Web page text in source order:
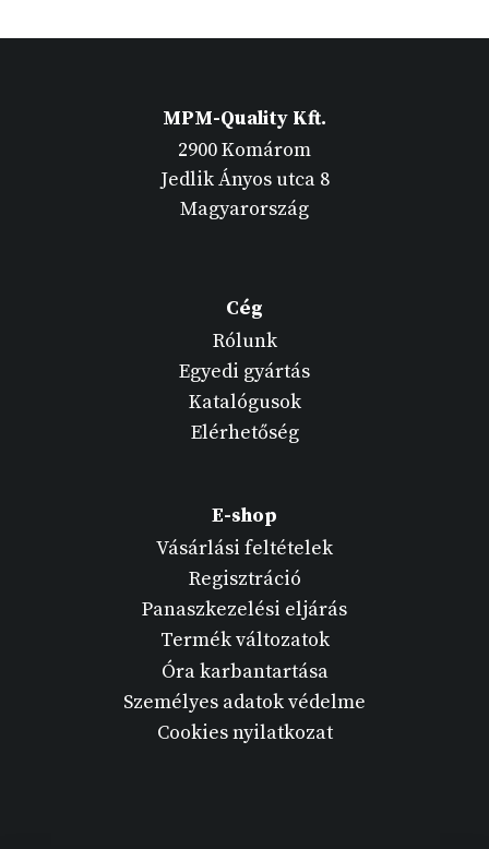
MPM-Quality Kft.
2900 Komárom
Jedlik Ányos utca 8
Magyarország
Cég
Rólunk
Egyedi gyártás
Katalógusok
Elérhetőség
E-shop
Vásárlási feltételek
Regisztráció
Panaszkezelési eljárás
Termék változatok
Óra karbantartása
Személyes adatok védelme
Cookies nyilatkozat